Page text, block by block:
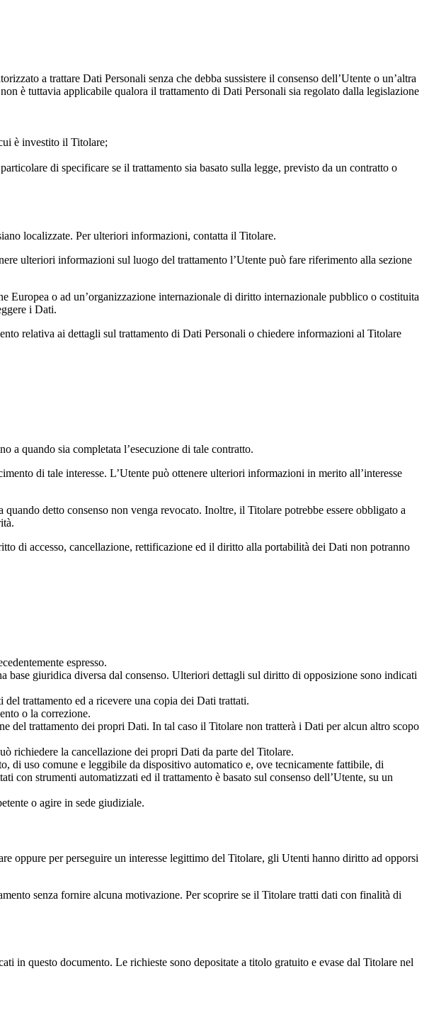
a trattare Dati Personali senza che debba sussistere il consenso dell’Utente o un’altra
è tuttavia applicabile qualora il trattamento di Dati Personali sia regolato dalla legislazione
è investito il Titolare;
di specificare se il trattamento sia basato sulla legge, previsto da un contratto o
localizzate. Per ulteriori informazioni, contatta il Titolare.
ulteriori informazioni sul luogo del trattamento l’Utente può fare riferimento alla sezione
o ad un’organizzazione internazionale di diritto internazionale pubblico o costituita
i Dati.
relativa ai dettagli sul trattamento di Dati Personali o chiedere informazioni al Titolare
a quando sia completata l’esecuzione di tale contratto.
di tale interesse. L’Utente può ottenere ulteriori informazioni in merito all’interesse
detto consenso non venga revocato. Inoltre, il Titolare potrebbe essere obbligato a
di accesso, cancellazione, rettificazione ed il diritto alla portabilità dei Dati non potranno
espresso.
base giuridica diversa dal consenso. Ulteriori dettagli sul diritto di opposizione sono indicati
trattamento ed a ricevere una copia dei Dati trattati.
o la correzione.
del trattamento dei propri Dati. In tal caso il Titolare non tratterà i Dati per alcun altro scopo
richiedere la cancellazione dei propri Dati da parte del Titolare.
uso comune e leggibile da dispositivo automatico e, ove tecnicamente fattibile, di
con strumenti automatizzati ed il trattamento è basato sul consenso dell’Utente, su un
o agire in sede giudiziale.
oppure per perseguire un interesse legittimo del Titolare, gli Utenti hanno diritto ad opporsi
senza fornire alcuna motivazione. Per scoprire se il Titolare tratti dati con finalità di
in questo documento. Le richieste sono depositate a titolo gratuito e evase dal Titolare nel